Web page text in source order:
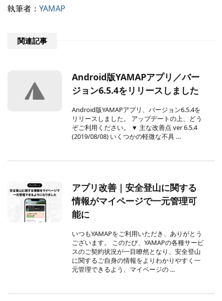
執筆者： YAMAP
関連記事
Android版YAMAPアプリ／バー
ジョン6.5.4をリリースしました
Android版YAMAPアプリ、バージョン6.5.4を
リリースしました。 アップデートの上、どう
ぞご利用ください。 ▼ 主な改善点 ver 6.5.4
(2019/08/08) いくつかの軽微な不具 …
アプリ改善｜安全登山に関する
情報がマイページで一元管理可
能に
いつもYAMAPをご利用いただき、ありがとう
ございます。 このたび、YAMAPの各種サービ
スのご契約状況が一目瞭然となり、安全登山
に関するご自身の情報をよりわかりやすく一
元管理できるよう、マイページの …